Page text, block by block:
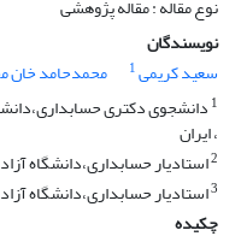
نوع مقاله : مقاله پژوهشی
نویسندگان
سعید کریمی1 محمدحامد خان
1 دانشجوی دکتری
، ایران
2استادیار حسابداری،دانشگاه
3استادیار حسابداری،دانشگاه
چکیده